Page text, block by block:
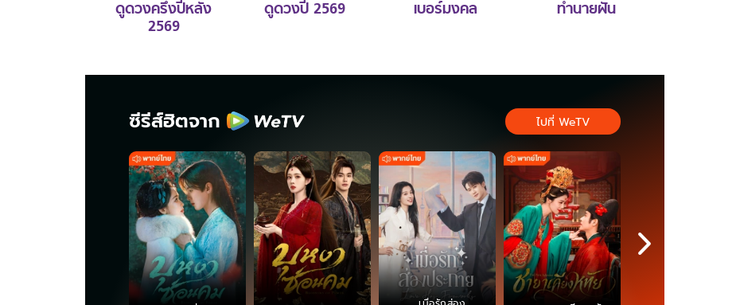
ดูดวงครึ่งปีหลัง
2569
ดูดวงปี 2569 เบอร์มงคล ทำนายฝัน
ซีรีส์ฮิตจาก ไปที่ WeTV